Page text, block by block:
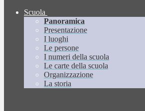
Scuola
Panoramica
Presentazione
I luoghi
Le persone
I numeri della scuola
Le carte della scuola
Organizzazione
La storia